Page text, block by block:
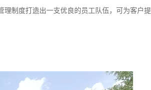
制度打造出一支优良的员工队伍，可为客户提